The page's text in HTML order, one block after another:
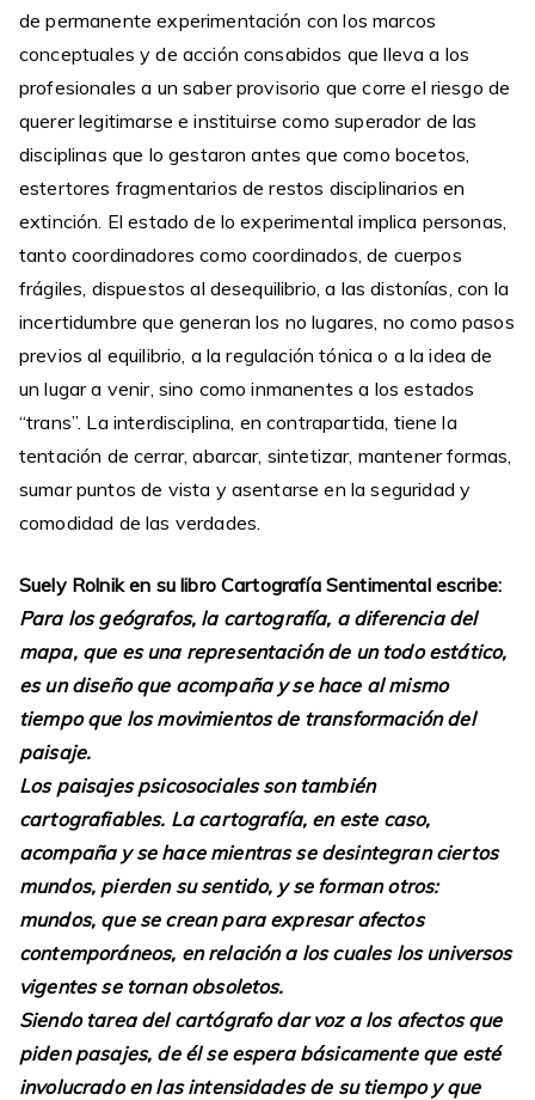
de permanente experimentación con los marcos
conceptuales y de acción consabidos que lleva a los
profesionales a un saber provisorio que corre el riesgo de
querer legitimarse e instituirse como superador de las
disciplinas que lo gestaron antes que como bocetos,
estertores fragmentarios de restos disciplinarios en
extinción. El estado de lo experimental implica personas,
tanto coordinadores como coordinados, de cuerpos
frágiles, dispuestos al desequilibrio, a las distonías, con la
incertidumbre que generan los no lugares, no como pasos
previos al equilibrio, a la regulación tónica o a la idea de
un lugar a venir, sino como inmanentes a los estados
“trans”. La interdisciplina, en contrapartida, tiene la
tentación de cerrar, abarcar, sintetizar, mantener formas,
sumar puntos de vista y asentarse en la seguridad y
comodidad de las verdades.
Suely Rolnik en su libro Cartografía Sentimental escribe:
Para los geógrafos, la cartografía, a diferencia del
mapa, que es una representación de un todo estático,
es un diseño que acompaña y se hace al mismo
tiempo que los movimientos de transformación del
paisaje.
Los paisajes psicosociales son también
cartografiables. La cartografía, en este caso,
acompaña y se hace mientras se desintegran ciertos
mundos, pierden su sentido, y se forman otros:
mundos, que se crean para expresar afectos
contemporáneos, en relación a los cuales los universos
vigentes se tornan obsoletos.
Siendo tarea del cartógrafo dar voz a los afectos que
piden pasajes, de él se espera básicamente que esté
involucrado en las intensidades de su tiempo y que